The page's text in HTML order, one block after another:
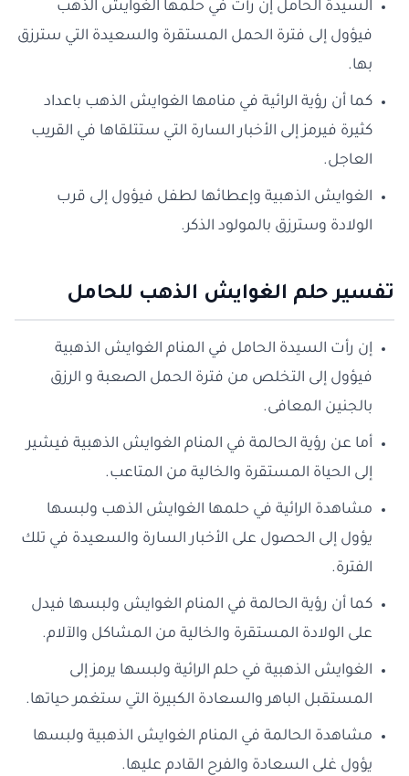
السيدة الحامل إن رأت في حلمها الغوايش الذهب
فيؤول إلى فترة الحمل المستقرة والسعيدة التي سترزق
بها.
كما أن رؤية الرائية في منامها الغوايش الذهب باعداد
كثيرة فيرمز إلى الأخبار السارة التي ستتلقاها في القريب
العاجل.
الغوايش الذهبية وإعطائها لطفل فيؤول إلى قرب
الولادة وسترزق بالمولود الذكر.
تفسير حلم الغوايش الذهب للحامل
إن رأت السيدة الحامل في المنام الغوايش الذهبية
فيؤول إلى التخلص من فترة الحمل الصعبة و الرزق
بالجنين المعافى.
أما عن رؤية الحالمة في المنام الغوايش الذهبية فيشير
إلى الحياة المستقرة والخالية من المتاعب.
مشاهدة الرائية في حلمها الغوايش الذهب ولبسها
يؤول إلى الحصول على الأخبار السارة والسعيدة في تلك
الفترة.
كما أن رؤية الحالمة في المنام الغوايش ولبسها فيدل
على الولادة المستقرة والخالية من المشاكل والآلام.
الغوايش الذهبية في حلم الرائية ولبسها يرمز إلى
المستقبل الباهر والسعادة الكبيرة التي ستغمر حياتها.
مشاهدة الحالمة في المنام الغوايش الذهبية ولبسها
يؤول غلى السعادة والفرح القادم عليها.